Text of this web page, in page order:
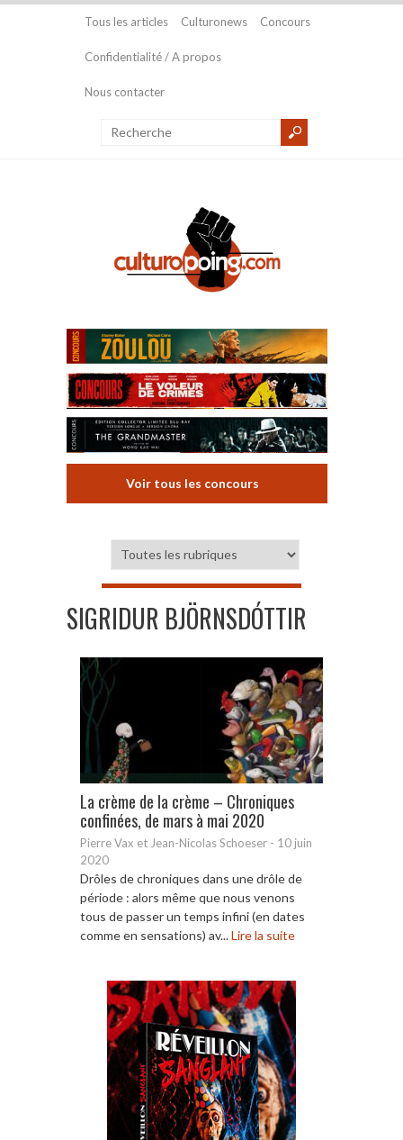
Tous les articles Culturonews Concours
Confidentialité / A propos
Nous contacter
Voir tous les concours
SIGRIDUR BJÖRNSDÓTTIR
La crème de la crème – Chroniques
confinées, de mars à mai 2020
Pierre Vax et Jean-Nicolas Schoeser - 10 juin
2020
Drôles de chroniques dans une drôle de
période : alors même que nous venons
tous de passer un temps infini (en dates
comme en sensations) av...Lire la suite